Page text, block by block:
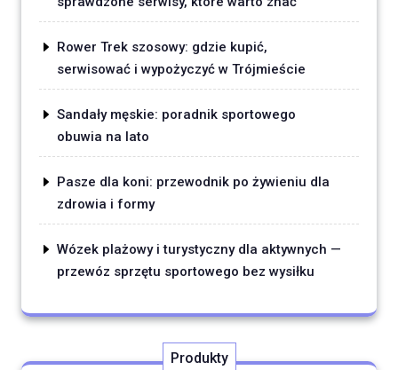
Rower Trek szosowy: gdzie kupić,
serwisować i wypożyczyć w Trójmieście
Sandały męskie: poradnik sportowego
obuwia na lato
Pasze dla koni: przewodnik po żywieniu dla
zdrowia i formy
Wózek plażowy i turystyczny dla aktywnych —
przewóz sprzętu sportowego bez wysiłku
Produkty